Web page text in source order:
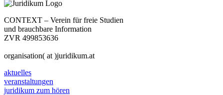
CONTEXT – Verein für freie Studien
und brauchbare Information
ZVR 499853636
organisation( at )juridikum.at
aktuelles
veranstaltungen
juridikum zum hören